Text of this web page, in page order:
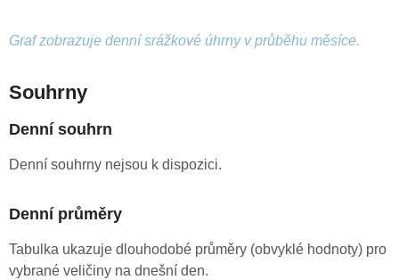
Graf zobrazuje denní srážkové úhrny v průběhu měsíce.
Souhrny
Denní souhrn
Denní souhrny nejsou k dispozici.
Denní průměry
Tabulka ukazuje dlouhodobé průměry (obvyklé hodnoty) pro
vybrané veličiny na dnešní den.